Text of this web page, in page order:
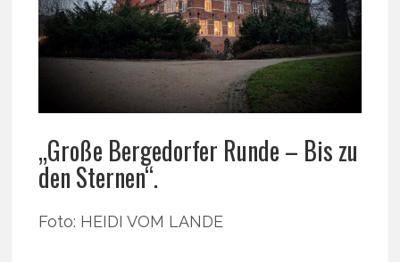
„Große Bergedorfer Runde – Bis zu
den Sternen“.
Foto: HEIDI VOM LANDE